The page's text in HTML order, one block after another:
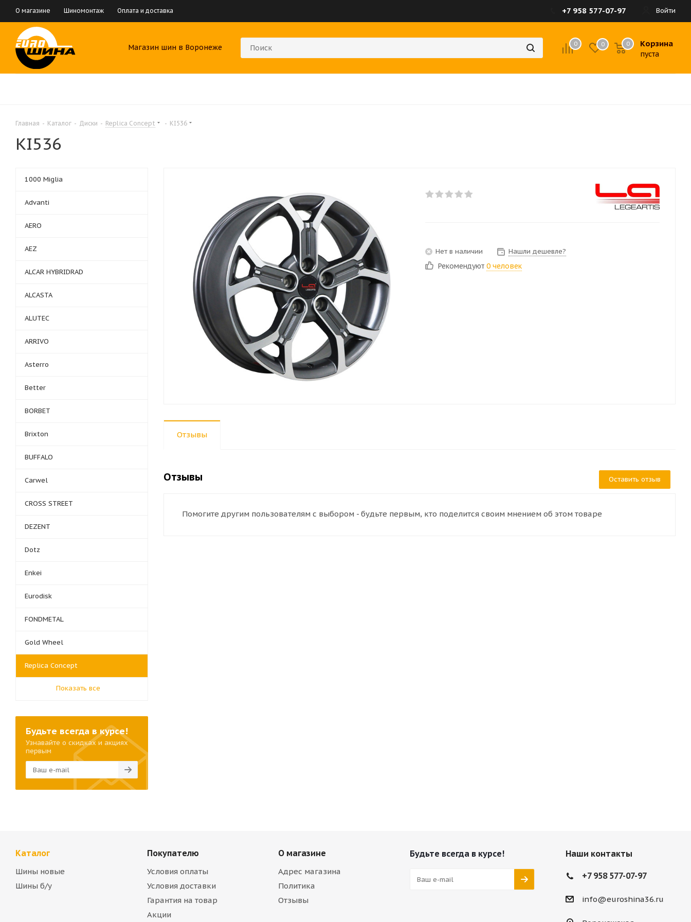
О магазине Шиномонтаж Оплата и доставка Войти
+7 958 577-07-97
Магазин шин в Воронеже 0 0 Корзина
пуста
0
Главная - Каталог - Диски - Replica Concept - KI536
KI536
Нет в наличии Нашли дешевле?
Рекомендуют 0 человек
Отзывы
Отзывы Оставить отзыв
Помогите другим пользователям с выбором - будьте первым, кто поделится своим мнением об этом товаре
1000 Miglia
Advanti
AERO
AEZ
ALCAR HYBRIDRAD
ALCASTA
ALUTEC
ARRIVO
Asterro
Better
BORBET
Brixton
BUFFALO
Carwel
CROSS STREET
DEZENT
Dotz
Enkei
Eurodisk
FONDMETAL
Gold Wheel
Replica Concept
Показать все
Будьте всегда в курсе!
Узнавайте о скидках и акциях
первым
Каталог
Шины новые
Шины б/у
Покупателю
Условия оплаты
Условия доставки
Гарантия на товар
Акции
О магазине
Адрес магазина
Политика
Отзывы
Будьте всегда в курсе! Наши контакты
+7 958 577-07-97
info@euroshina36.ru